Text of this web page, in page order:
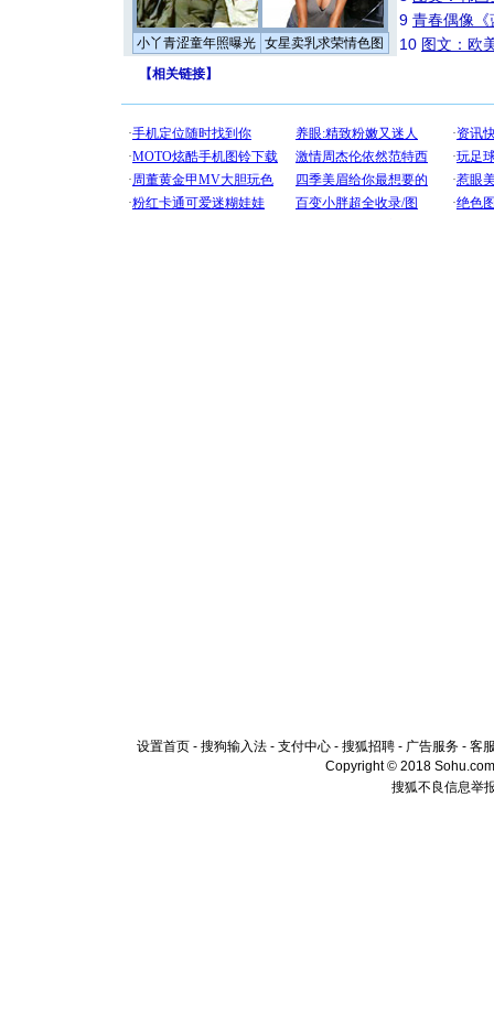
小丫青涩童年照曝光 女星卖乳求荣情色图
9 青春偶像《
10 图文：欧
【相关链接】
设置首页 - 搜狗输入法 - 支付中心 - 搜狐招聘 - 广告服务 - 客
Copyright © 2018
搜狐不良信息举